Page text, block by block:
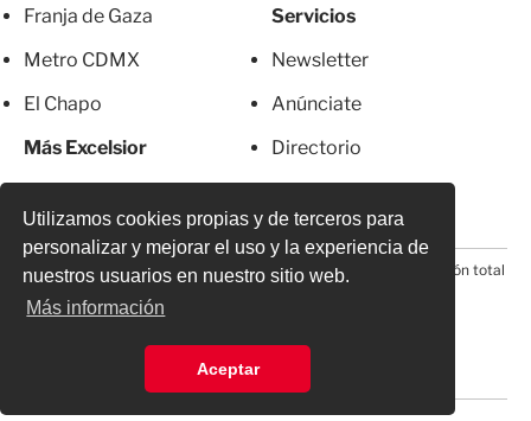
Utilizamos cookies propias y de terceros para
personalizar y mejorar el uso y la experiencia de
nuestros usuarios en nuestro sitio web.
Más información
Aceptar
Franja de Gaza
Metro CDMX
El Chapo
Más Excelsior
Servicios
Newsletter
Anúnciate
Directorio
© 2026 Todos los derechos reservados. Prohibida la reproducción total
o parcial, incluyendo cualquier medio electrónico*